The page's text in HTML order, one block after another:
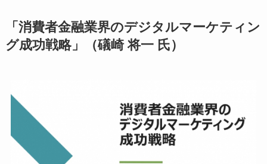
「消費者金融業界のデジタルマーケティン
グ成功戦略」（礒崎 将一 氏）